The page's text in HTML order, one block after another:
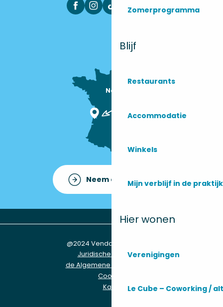
Zomerprogramma
Blijf
Restaurants
Accommodatie
Winkels
Mijn verblijf in de praktijk
Hier wonen
Verenigingen
Le Cube – Coworking /
Nous sommes
Neem contact op met
@2024 Vendays-Montalivet
Juridische informatie
de Algemene Voorwaarden
Cookies
Kaart